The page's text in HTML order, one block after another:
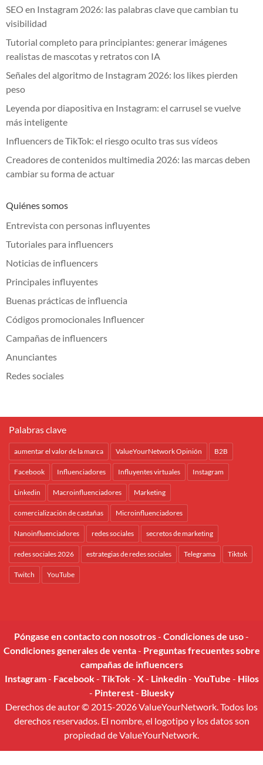
SEO en Instagram 2026: las palabras clave que cambian tu
visibilidad
Tutorial completo para principiantes: generar imágenes
realistas de mascotas y retratos con IA
Señales del algoritmo de Instagram 2026: los likes pierden
peso
Leyenda por diapositiva en Instagram: el carrusel se vuelve
más inteligente
Influencers de TikTok: el riesgo oculto tras sus vídeos
Creadores de contenidos multimedia 2026: las marcas deben
cambiar su forma de actuar
Quiénes somos
Entrevista con personas influyentes
Tutoriales para influencers
Noticias de influencers
Principales influyentes
Buenas prácticas de influencia
Códigos promocionales Influencer
Campañas de influencers
Anunciantes
Redes sociales
Palabras clave
aumentar el valor de la marca ValueYourNetwork Opinión B2B
Facebook Influenciadores Influyentes virtuales Instagram
Linkedin Macroinfluenciadores Marketing
comercialización de castañas Microinfluenciadores
Nanoinfluenciadores redes sociales secretos de marketing
redes sociales 2026 estrategias de redes sociales Telegrama Tiktok
Twitch YouTube
Póngase en contacto con nosotros- Condiciones de uso-
Condiciones generales de venta- Preguntas frecuentes sobre
campañas de influencers
Instagram- Facebook- TikTok- X- Linkedin- YouTube - Hilos
- Pinterest- Bluesky
Derechos de autor © 2015-2026 ValueYourNetwork. Todos los
derechos reservados. El nombre, el logotipo y los datos son
propiedad de ValueYourNetwork.